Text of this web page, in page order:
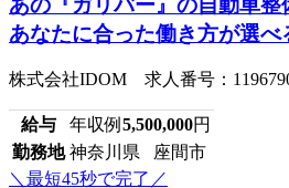
あの『ガリバー』の自動車整
あなたに合った働き方が選べ
株式会社IDOM 求人番号：
給与 年収例 5,500,000円
勤務地 神奈川県 座間市
＼最短45秒で完了／